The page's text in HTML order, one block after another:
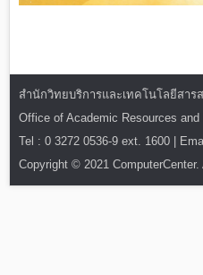
สำนักวิทยบริการและเทคโนโลยีสา
Office of Academic Resources
Tel : 0 3272 0536-9 ext. 1600 |
Copyright © 2021 ComputerCenter.